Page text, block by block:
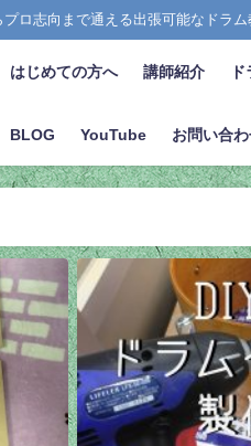
プロ志向まで通える出張可能なドラム
はじめての方へ 講師紹介
BLOG YouTube お問い合